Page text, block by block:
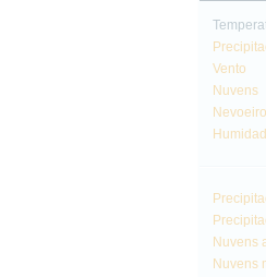
Vento
Nuvens
Nevoeiro
Nuvens
Nuvens